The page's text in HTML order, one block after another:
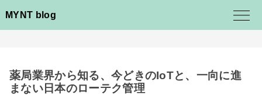
MYNT blog
薬局業界から知る、今どきのIoTと、一向に進
まない日本のローテク管理